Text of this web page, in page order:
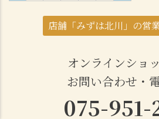
店舗「みずは北川」の営
オンラインショ
お問い合わせ・
075-951-